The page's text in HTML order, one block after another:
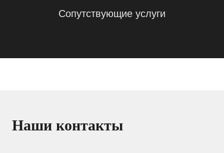
Сопутствующие услуги
Наши контакты